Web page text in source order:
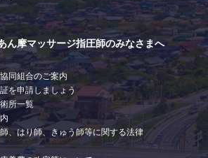
ん摩マッサージ指圧師のみなさまへ
同組合のご案内
を申請しましょう
所一覧
、はり師、きゅう師等に関する法律